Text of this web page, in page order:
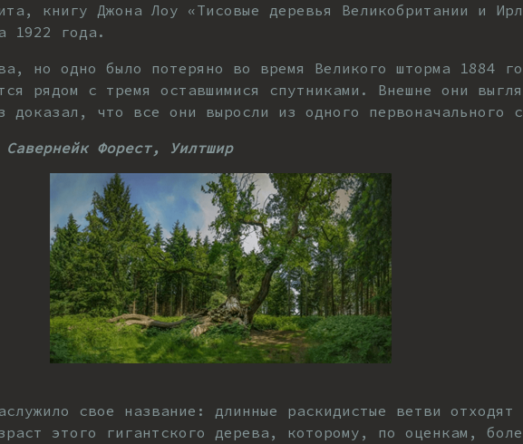
книгу Джона Лоу «Тисовые деревья Великобритании и
1922 года.
но одно было потеряно во время Великого шторма 1884
рядом с тремя оставшимися спутниками. Внешне они
доказал, что все они выросли из одного первоначального
Форест, Уилтшир
свое название: длинные раскидистые ветви отходят
этого гигантского дерева, которому, по оценкам,